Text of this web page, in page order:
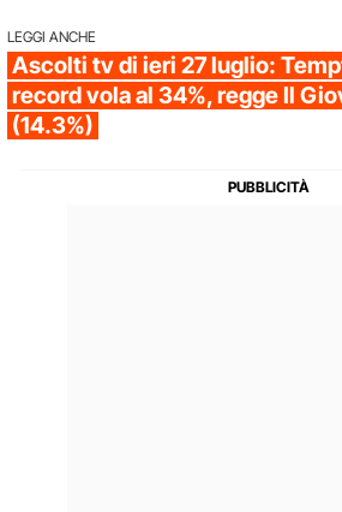
LEGGI ANCHE
Ascolti tv di ieri 27 luglio:
record vola al 34%, regge Il
(14.3%)